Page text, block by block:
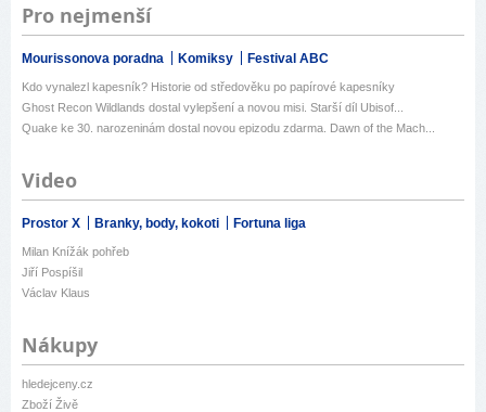
Pro nejmenší
Mourissonova poradna Komiksy Festival ABC
Kdo vynalezl kapesník? Historie od středověku po papírové kapesníky
Ghost Recon Wildlands dostal vylepšení a novou misi. Starší díl Ubisof...
Quake ke 30. narozeninám dostal novou epizodu zdarma. Dawn of the Mach...
Video
Prostor X Branky, body, kokoti Fortuna liga
Milan Knížák pohřeb
Jiří Pospíšil
Václav Klaus
Nákupy
hledejceny.cz
Zboží Živě